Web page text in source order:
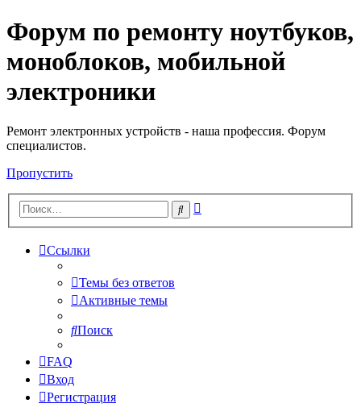
Регистрация
Форум по ремонту ноутбуков,
моноблоков, мобильной
электроники
Ремонт электронных устройств - наша профессия. Форум
специалистов.
Пропустить
Поиск
Ссылки
Темы без ответов
Активные темы
Поиск
FAQ
Вход
Регистрация